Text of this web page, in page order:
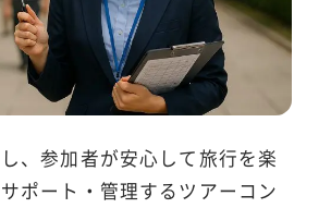
、参加者が安心して旅行を楽
ポート・管理するツアーコン